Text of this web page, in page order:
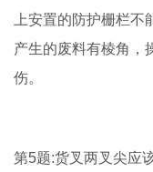
上安置的防护栅栏
产生的废料有棱角，
伤。
第5题:货叉两叉尖应